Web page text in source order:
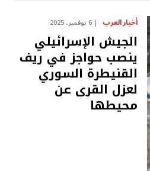
أخبار العرب 6 نوفمبر، 2025
الجيش الإسرائيلي
ينصب حواجز في ريف
القنيطرة السوري
لعزل القرى عن
محيطها